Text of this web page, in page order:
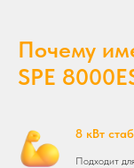
Почему
SPE
8 кВт
Подходит